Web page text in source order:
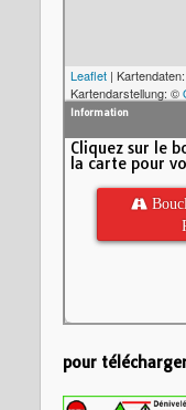
Leaflet|
Kartendarstellung: ©

Information
Cliquez sur le
la carte pour
pour